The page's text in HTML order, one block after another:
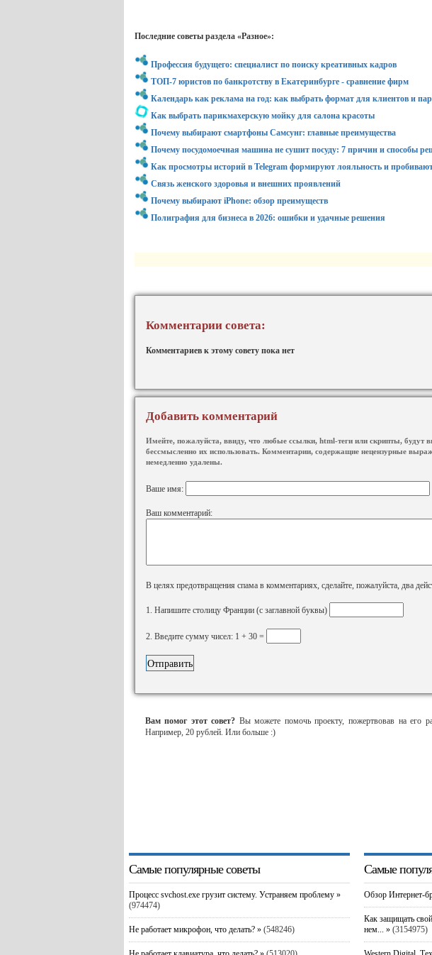
Последние советы раздела «Разное»:
Профессия будущего: специалист по поиску креативных кадров
ТОП-7 юристов по банкротству в Екатеринбурге - сравнение фирм
Календарь как реклама на год: как выбрать формат для клиентов и
Как выбрать парикмахерскую мойку для салона красоты
Почему выбирают смартфоны Самсунг: главные преимущества
Почему посудомоечная машина не сушит посуду: 7 причин и способы
Как просмотры историй в Telegram формируют лояльность и
Связь женского здоровья и внешних проявлений
Почему выбирают iPhone: обзор преимуществ
Полиграфия для бизнеса в 2026: ошибки и удачные решения
Комментарии совета:
Комментариев к этому совету пока нет
Добавить комментарий
Имейте, пожалуйста, ввиду, что любые ссылки, html-теги или скрипты, будут
бессмысленно их использовать. Комментарии, содержащие нецензурные
немедленно удалены.
Ваше имя:
Ваш комментарий:
В целях предотвращения спама в комментариях, сделайте, пожалуйста, два
1. Напишите столицу Франции (с заглавной буквы)
2. Введите сумму чисел: 1 + 30 =
Вам помог этот совет? Вы можете помочь проекту, пожертвовав на его
Например, 20 рублей. Или больше :)
Самые популярные советы
Процесс svchost.exe грузит систему. Устраняем проблему »
(974474)
Не работает микрофон, что делать? » (548246)
Самые
Обзор Интернет-
Как защищать
нем... » (3154975)